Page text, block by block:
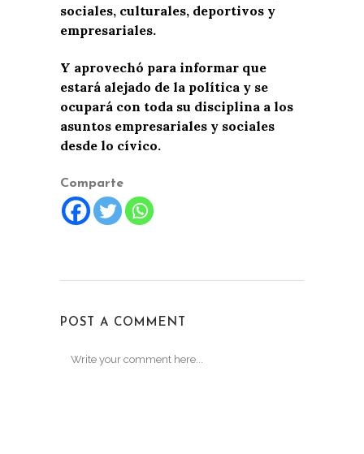
sociales, culturales, deportivos y
empresariales.
Y aprovechó para informar que
estará alejado de la política y se
ocupará con toda su disciplina a los
asuntos empresariales y sociales
desde lo cívico.
Comparte
POST A COMMENT